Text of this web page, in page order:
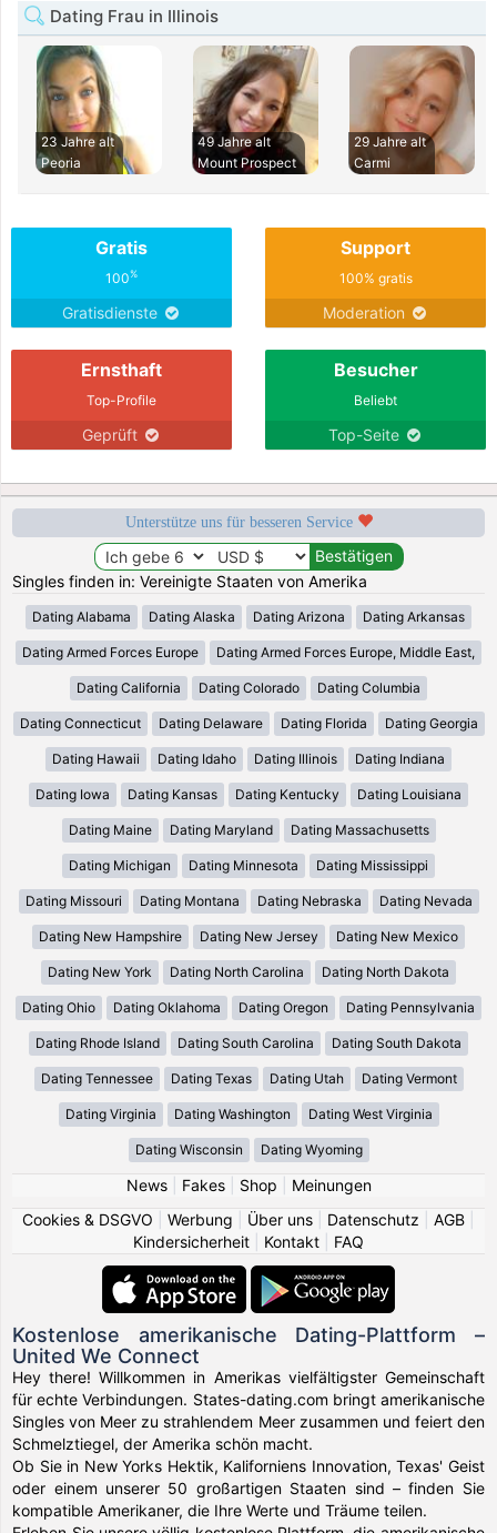
Dating Frau in Illinois
23 Jahre alt
Peoria
49 Jahre alt
Mount Prospect
29 Jahre alt
Carmi
Gratis
100%
Gratisdienste
Support
100% gratis
Moderation
Ernsthaft
Top-Profile
Geprüft
Besucher
Beliebt
Top-Seite
Unterstütze uns für besseren Service
Singles finden in: Vereinigte Staaten von Amerika
Dating Alabama Dating Alaska Dating Arizona Dating Arkansas
Dating Armed Forces Europe Dating Armed Forces Europe, Middle East,
Dating California Dating Colorado Dating Columbia
Dating Connecticut Dating Delaware Dating Florida Dating Georgia
Dating Hawaii Dating Idaho Dating Illinois Dating Indiana
Dating Iowa Dating Kansas Dating Kentucky Dating Louisiana
Dating Maine Dating Maryland Dating Massachusetts
Dating Michigan Dating Minnesota Dating Mississippi
Dating Missouri Dating Montana Dating Nebraska Dating Nevada
Dating New Hampshire Dating New Jersey Dating New Mexico
Dating New York Dating North Carolina Dating North Dakota
Dating Ohio Dating Oklahoma Dating Oregon Dating Pennsylvania
Dating Rhode Island Dating South Carolina Dating South Dakota
Dating Tennessee Dating Texas Dating Utah Dating Vermont
Dating Virginia Dating Washington Dating West Virginia
Dating Wisconsin Dating Wyoming
News| Fakes| Shop
Meinungen
Cookies & DSGVO
Werbung Über uns Datenschutz AGB
Kindersicherheit
Kontakt FAQ
Kostenlose amerikanische Dating-Plattform –
United We Connect
Hey there! Willkommen in Amerikas vielfältigster Gemeinschaft
für echte Verbindungen. States-dating.com bringt amerikanische
Singles von Meer zu strahlendem Meer zusammen und feiert den
Schmelztiegel, der Amerika schön macht.
Ob Sie in New Yorks Hektik, Kaliforniens Innovation, Texas' Geist
oder einem unserer 50 großartigen Staaten sind – finden Sie
kompatible Amerikaner, die Ihre Werte und Träume teilen.